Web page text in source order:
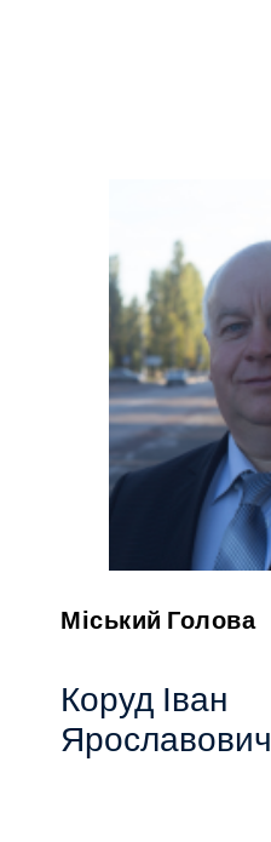
Міський Голова
Коруд Іван
Ярославович